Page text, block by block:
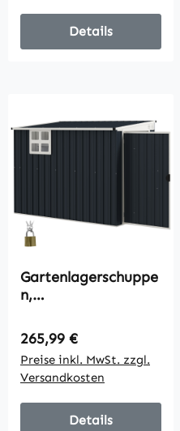
Details
Gartenlagerschuppe
n,
für Gartengeräte,
Fenster,
Lüftungsöffnungen,
abschließbar, Stahl,
Dunkelgrau
Regulärer Preis:
265,99 €
Preise inkl. MwSt. zzgl.
Versandkosten
Details